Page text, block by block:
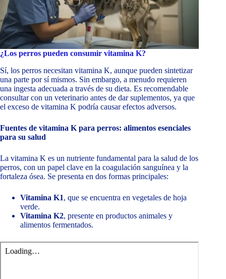
¿Los perros pueden consumir vitamina K?
Sí, los perros necesitan vitamina K, aunque pueden sintetizar
una parte por sí mismos. Sin embargo, a menudo requieren
una ingesta adecuada a través de su dieta. Es recomendable
consultar con un veterinario antes de dar suplementos, ya que
el exceso de vitamina K podría causar efectos adversos.
Fuentes de vitamina K para perros: alimentos esenciales
para su salud
La vitamina K es un nutriente fundamental para la salud de los
perros, con un papel clave en la coagulación sanguínea y la
fortaleza ósea. Se presenta en dos formas principales:
Vitamina K1, que se encuentra en vegetales de hoja
verde.
Vitamina K2, presente en productos animales y
alimentos fermentados.